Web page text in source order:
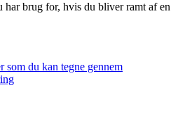
har brug for, hvis du bliver ramt af en
du kan tegne gennem